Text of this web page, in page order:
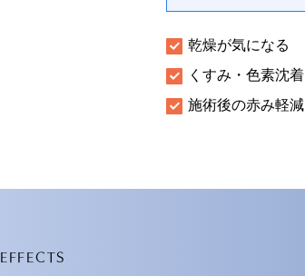
乾燥が気になる
くすみ・色素沈着
施術後の赤み軽減
EFFECTS